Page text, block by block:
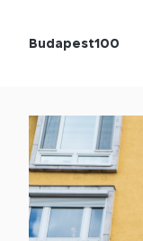
Budapest100